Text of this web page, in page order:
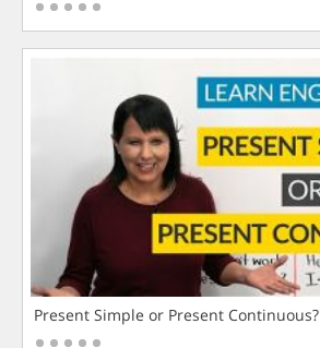
Present Simple or Present Continuous?